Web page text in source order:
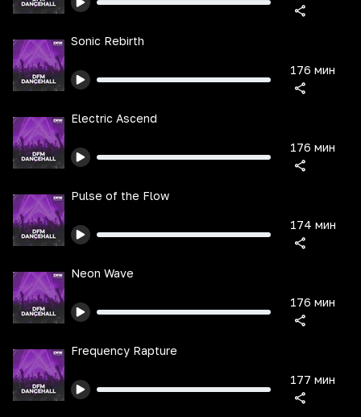
Sonic Rebirth
176 мин
Electric Ascend
176 мин
Pulse of the Flow
174 мин
Neon Wave
176 мин
Frequency Rapture
177 мин